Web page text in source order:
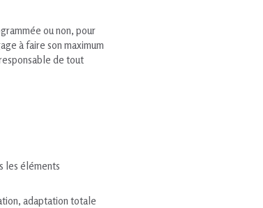
ou non, pour
à faire son maximum
de tout
les éléments
adaptation totale